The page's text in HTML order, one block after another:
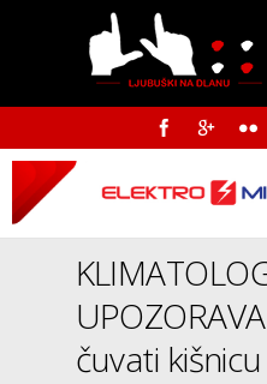
čuvati kišnicu